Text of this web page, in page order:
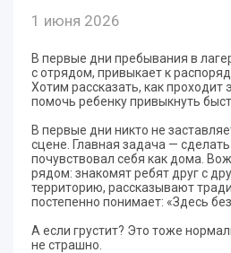
1 июня 2026
В первые дни пребывания в
с отрядом, привыкает к
Хотим рассказать, как проходит
помочь ребенку привыкнуть
В первые дни никто не
сцене. Главная задача —
почувствовал себя как дома.
рядом: знакомят ребят друг с
территорию, рассказывают
постепенно понимает: «Здесь
А если грустит? Это тоже
не страшно.